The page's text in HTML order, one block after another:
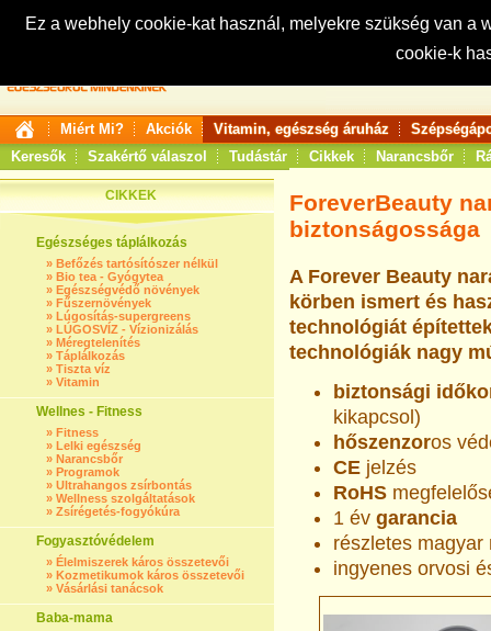
Ez a webhely cookie-kat használ, melyekre szükség van
cookie-k
Keresés:
Miért Mi? Akciók Vitamin, egészség áruház
Keresők
Szakértő válaszol Tudástár Cikkek Narancsbőr
CIKKEK
Egészséges táplálkozás
» Befőzés tartósítószer nélkül
» Bio tea - Gyógytea
» Egészségvédő növények
» Fűszernövények
» Lúgosítás-supergreens
» LÚGOSVÍZ - Vízionizálás
» Méregtelenítés
» Táplálkozás
» Tiszta víz
» Vitamin
Wellnes - Fitness
» Fitness
» Lelki egészség
» Narancsbőr
» Programok
» Ultrahangos zsírbontás
» Wellness szolgáltatások
» Zsírégetés-fogyókúra
Fogyasztóvédelem
» Élelmiszerek káros összetevői
» Kozmetikumok káros összetevői
» Vásárlási tanácsok
Baba-mama
ForeverBeauty
biztonságossága
A Forever Beauty
körben ismert és
technológiát
technológiák nagy
biztonsági
kikapcsol)
hőszenzoros
CE jelzés
RoHS
1 év garancia
részletes
ingyenes orvosi